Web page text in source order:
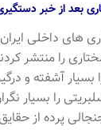
بعد از خبر
خبرگذاری های
را منتشر
بسیار آشفته و
های این 2 سلبریتی را
پرده از